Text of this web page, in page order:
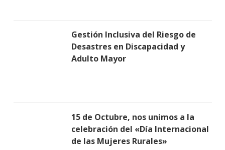
Gestión Inclusiva del Riesgo de
Desastres en Discapacidad y
Adulto Mayor
15 de Octubre, nos unimos a la
celebración del «Día Internacional
de las Mujeres Rurales»